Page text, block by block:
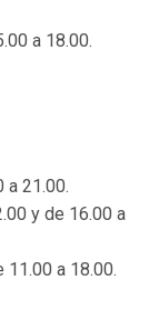
a 18.00.
a 21.00.
y de 16.00 a
a 18.00.